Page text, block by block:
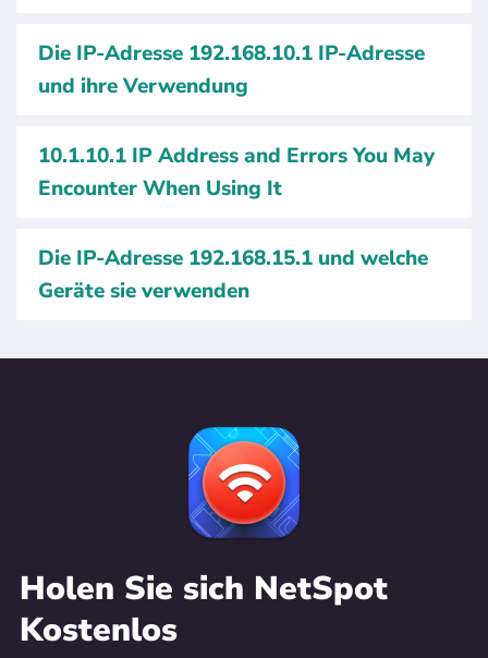
Die IP-Adresse 192.168.10.1 IP-Adresse
und ihre Verwendung
10.1.10.1 IP Address and Errors You May
Encounter When Using It
Die IP-Adresse 192.168.15.1 und welche
Geräte sie verwenden
Holen Sie sich NetSpot
Kostenlos